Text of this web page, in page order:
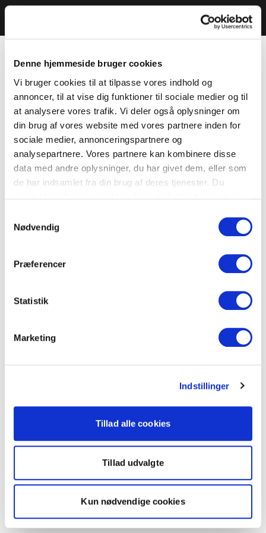
Denne hjemmeside bruger cookies
Vi bruger cookies til at tilpasse vores indhold og
annoncer, til at vise dig funktioner til sociale medier og til
at analysere vores trafik. Vi deler også oplysninger om
din brug af vores website med vores partnere inden for
sociale medier, annonceringspartnere og
analysepartnere. Vores partnere kan kombinere disse
data med andre oplysninger, du har givet dem, eller som
de har indsamlet fra din brug af deres tjenester. Du
Nødvendig
Præferencer
Statistik
Marketing
Indstillinger
Tillad alle cookies
Tillad udvalgte
Kun nødvendige cookies